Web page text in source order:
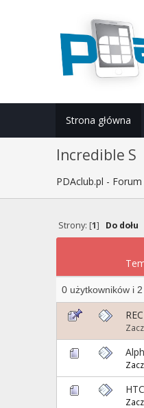
Strona główna
Incredible S
PDAclub.pl -
Strony: [1] Do dołu
0 użytkowników i